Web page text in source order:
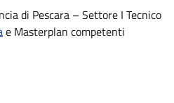
di Pescara – Settore I Tecnico
e Masterplan competenti